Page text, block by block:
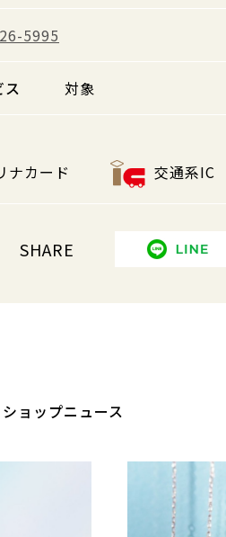
5995
ス 対象
ナカード
交通系IC
SHARE
ショップニュース